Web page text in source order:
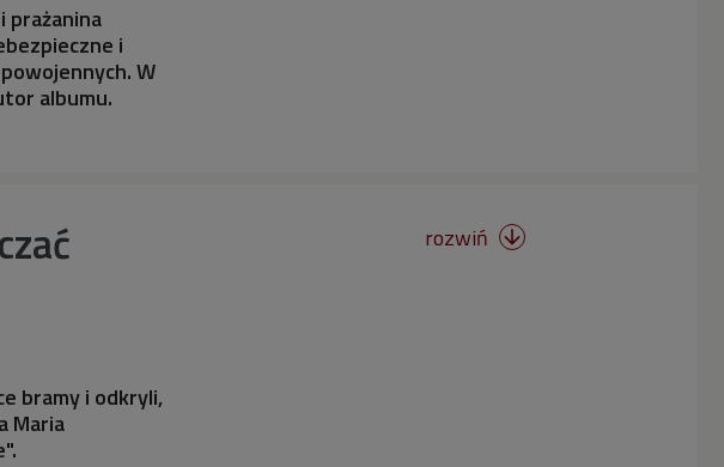
i
W
albumu.
bramy i odkryli,
Maria
rozwiń 